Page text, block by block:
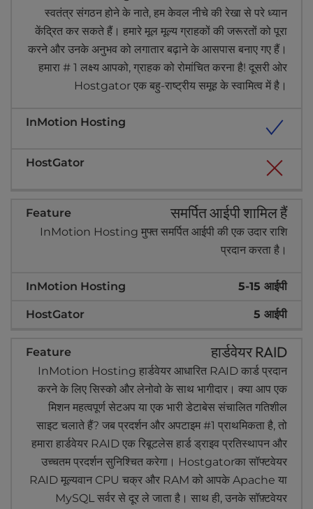
स्वतंत्र संगठन होने के नाते, हम केवल नीचे की रेखा से परे ध्यान
केंद्रित कर सकते हैं। हमारे मूल मूल्य ग्राहकों की जरूरतों को पूरा
करने और उनके अनुभव को लगातार बढ़ाने के आसपास बनाए गए हैं।
हमारा # 1 लक्ष्य आपको, ग्राहक को रोमांचित करना है! दूसरी ओर
Hostgator एक बहु-राष्ट्रीय समूह के स्वामित्व में है।
समर्पित आईपी शामिल हैं
InMotion Hosting मुफ्त समर्पित आईपी की एक उदार राशि
प्रदान करता है।
5-15 आईपी
5 आईपी
हार्डवेयर RAID
InMotion Hosting हार्डवेयर आधारित RAID कार्ड प्रदान
करने के लिए सिस्को और लेनोवो के साथ भागीदार। क्या आप एक
मिशन महत्वपूर्ण सेटअप या एक भारी डेटाबेस संचालित गतिशील
साइट चलाते हैं? जब प्रदर्शन और अपटाइम #1 प्राथमिकता है, तो
हमारा हार्डवेयर RAID एक रिबूटलेस हार्ड ड्राइव प्रतिस्थापन और
उच्चतम प्रदर्शन सुनिश्चित करेगा। Hostgatorका सॉफ्टवेयर
RAID मूल्यवान CPU चक्र और RAM को आपके Apache या
MySQL सर्वर से दूर ले जाता है। साथ ही, उनके सॉफ़्टवेयर